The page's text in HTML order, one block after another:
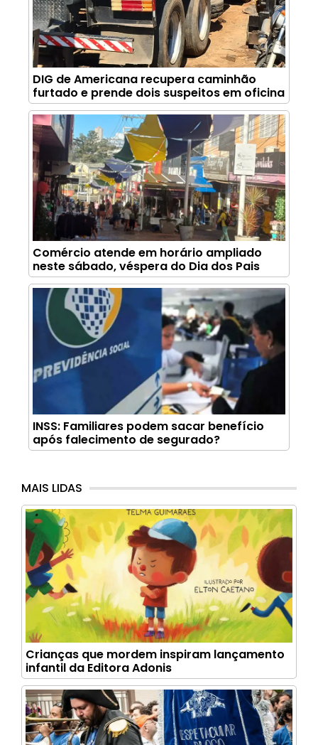
DIG de Americana recupera caminhão
furtado e prende dois suspeitos em oficina
Comércio atende em horário ampliado
neste sábado, véspera do Dia dos Pais
INSS: Familiares podem sacar benefício
após falecimento de segurado?
MAIS LIDAS
Crianças que mordem inspiram lançamento
infantil da Editora Adonis